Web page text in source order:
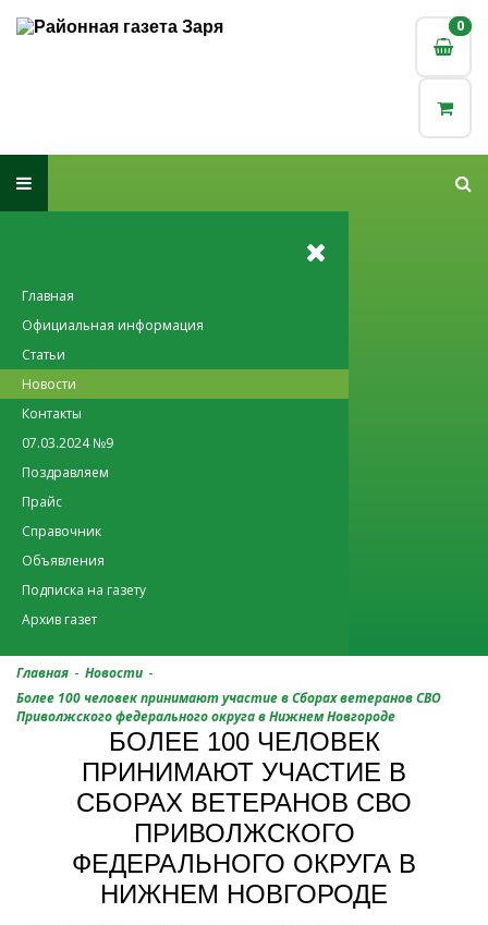
0
0
Главная
Официальная информация
Статьи
Новости
Контакты
07.03.2024 №9
Поздравляем
Прайс
Справочник
Объявления
Подписка на газету
Архив газет
Главная - Новости -
Более 100 человек принимают участие в Сборах ветеранов СВО
Приволжского федерального округа в Нижнем Новгороде
БОЛЕЕ 100 ЧЕЛОВЕК
ПРИНИМАЮТ УЧАСТИЕ В
СБОРАХ ВЕТЕРАНОВ СВО
ПРИВОЛЖСКОГО
ФЕДЕРАЛЬНОГО ОКРУГА В
НИЖНЕМ НОВГОРОДЕ